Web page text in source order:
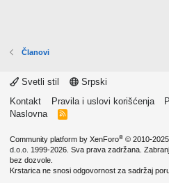
Članovi
Svetli stil
Srpski
Kontakt
Pravila i uslovi korišćenja
Naslovna
R
Community platform by XenForo® © 2010-
d.o.o. 1999-2026. Sva prava zadržana.
bez dozvole.
Krstarica ne snosi odgovornost za sadržaj